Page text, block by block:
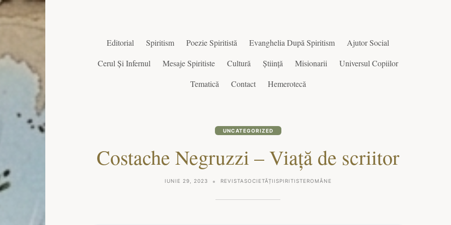
Editorial Spiritism Poezie Spiritistă Evanghelia După Spiritism
Ajutor Social
Cerul Și Infernul
Mesaje Spiritiste Cultură Știință Misionarii
Universul Copiilor
Tematică
Contact Hemerotecă
UNCATEGORIZED
Costache Negruzzi – Viață de scriitor
IUNIE 29, 2023 REVISTASOCIETĂȚIISPIRITISTEROMÂNE